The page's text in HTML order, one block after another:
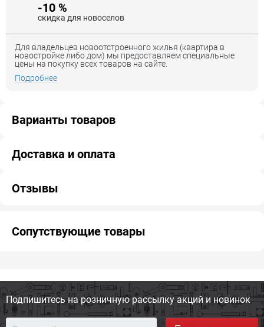
-10 %
скидка для новоселов
Для владельцев новоотстроенного жилья (квартира в
новостройке либо дом) мы предоставляем специальные
цены на покупку всех товаров на сайте.
Подробнее
Варианты товаров
Доставка и оплата
Отзывы
Сопутствующие товары
Подпишитесь на розничную рассылку акций и новинок